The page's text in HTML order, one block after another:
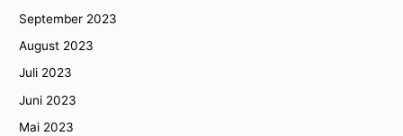
September 2023
August 2023
Juli 2023
Juni 2023
Mai 2023